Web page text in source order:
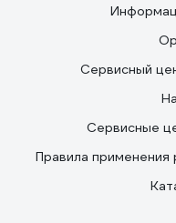
Сервисный
Сервисные
Правила применения